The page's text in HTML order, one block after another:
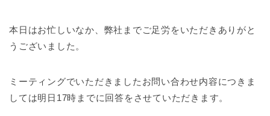
本日はお忙しいなか、弊社までご足労をいただきありがと
うございました。
ミーティングでいただきましたお問い合わせ内容につきま
しては明日17時までに回答をさせていただきます。